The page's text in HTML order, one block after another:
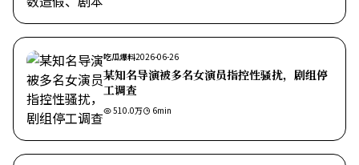
吃瓜爆料2026-06-26
某知名导演被多名女演员指控性骚扰，剧组停
工调查
510.0万 6min